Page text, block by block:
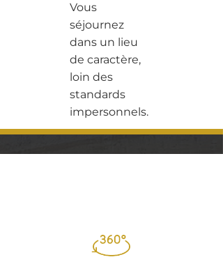
Vous
séjournez
dans un lieu
de caractère,
loin des
standards
impersonnels.